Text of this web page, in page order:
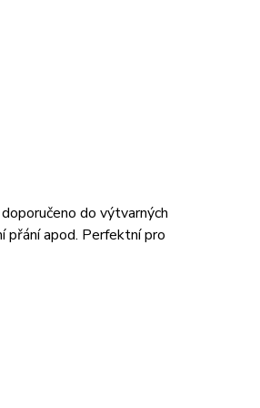
do výtvarných
apod. Perfektní pro